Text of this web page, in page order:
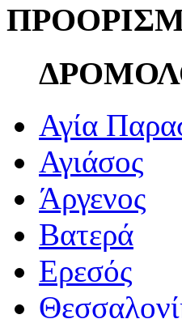
Αγία
Αγιάσος
Άργενος
Βατερά
Ερεσός